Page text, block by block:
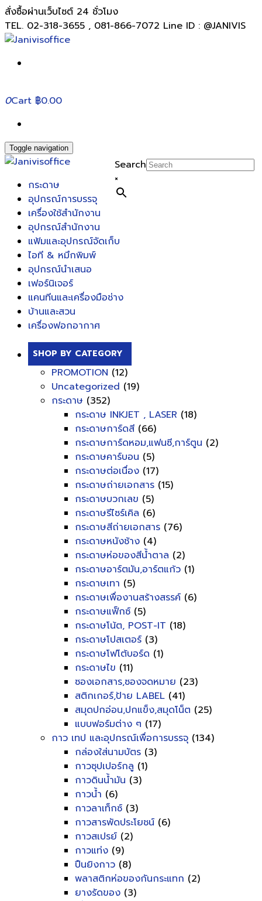
สั่งซื้อผ่านเว็บไซต์ 24 ชั่วโมง
TEL. 02-318-3655 , 081-866-7072 Line ID : @JANIVIS
0Cart ฿0.00
Toggle navigation
Search
×
กระดาษ
อุปกรณ์การบรรจุ
เครื่องใช้สำนักงาน
อุปกรณ์สำนักงาน
แฟ้มและอุปกรณ์จัดเก็บ
ไอที & หมึกพิมพ์
อุปกรณ์นำเสนอ
เฟอร์นิเจอร์
แคนทีนและเครื่องมือช่าง
บ้านและสวน
เครื่องฟอกอากาศ
SHOP BY CATEGORY
PROMOTION (12)
Uncategorized (19)
กระดาษ (352)
กระดาษ INKJET , LASER (18)
กระดาษการ์ดสี (66)
กระดาษการ์ดหอม,แฟนซี,การ์ตูน (2)
กระดาษคาร์บอน (5)
กระดาษต่อเนื่อง (17)
กระดาษถ่ายเอกสาร (15)
กระดาษบวกเลข (5)
กระดาษรีไซร์เคิล (6)
กระดาษสีถ่ายเอกสาร (76)
กระดาษหนังช้าง (4)
กระดาษห่อของสีน้ำตาล (2)
กระดาษอาร์ตมัน,อาร์ตแก้ว (1)
กระดาษเทา (5)
กระดาษเพื่องานสร้างสรรค์ (6)
กระดาษแฟ็กซ์ (5)
กระดาษโน้ต, POST-IT (18)
กระดาษโปสเตอร์ (3)
กระดาษโฟโต้บอร์ด (1)
กระดาษไข (11)
ซองเอกสาร,ซองจดหมาย (23)
สติกเกอร์,ป้าย LABEL (41)
สมุดปกอ่อน,ปกแข็ง,สมุดโน็ต (25)
แบบฟอร์มต่าง ๆ (17)
กาว เทป และอุปกรณ์เพื่อการบรรจุ (134)
กล่องใส่นามบัตร (3)
กาวซุปเปอร์กลู (1)
กาวดินน้ำมัน (3)
กาวน้ำ (6)
กาวลาเท็กซ์ (3)
กาวสารพัดประโยชน์ (6)
กาวสเปรย์ (2)
กาวแท่ง (9)
ปืนยิงกาว (8)
พลาสติกห่อของกันกระแทก (2)
ยางรัดของ (3)